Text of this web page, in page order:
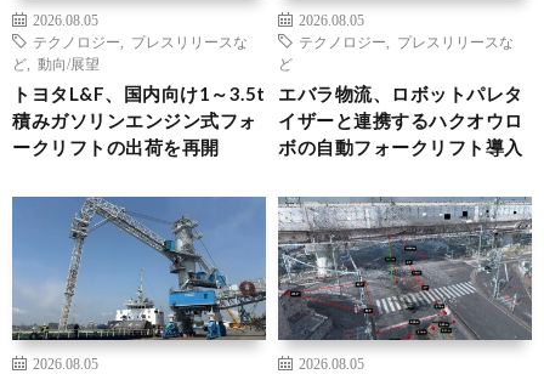
2026.08.05
テクノロジー
プレスリリースな
ど
動向/展望
トヨタL&F、国内向け1～3.5t
積みガソリンエンジン式フォ
ークリフトの出荷を再開
2026.08.05
テクノロジー
プレスリリースな
ど
エバラ物流、ロボットパレタ
イザーと連携するハクオウロ
ボの自動フォークリフト導入
2026.08.05
2026.08.05